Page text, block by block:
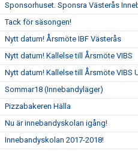
Sponsorhuset. Sponsra Västerås
Tack för säsongen!
Nytt datum! Årsmöte IBF Västerås
Nytt datum! Kallelse till Årsmöte VIBS
Nytt datum! Kallelse till Årsmöte VIBS
Sommar18 (Innebandyläger)
Pizzabakeren Hälla
Nu är innebandyskolan igång!
Innebandyskolan 2017-2018!